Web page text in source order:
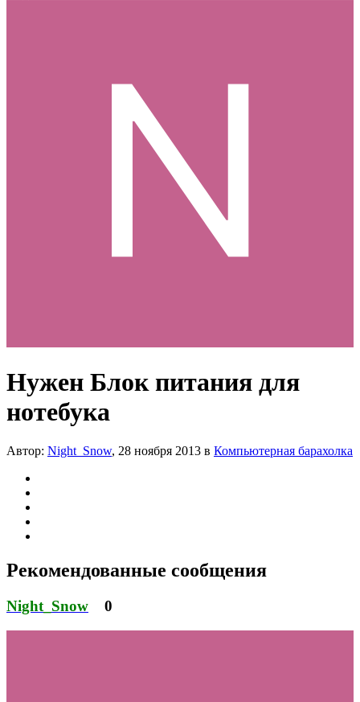
Нужен Блок питания для
нотебука
Автор: Night_Snow, 28 ноября 2013 в Компьютерная барахолка
Рекомендованные сообщения
Night_Snow 0